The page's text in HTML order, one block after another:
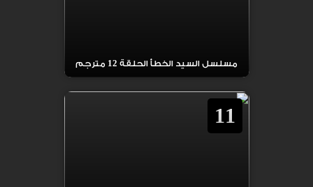
مسلسل السيد الخطأ الحلقة 12 مترجم
11